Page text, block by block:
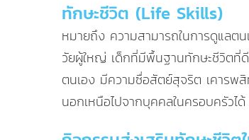
ทักษะชีวิต (Life Skills)
หมายถึง ความสามารถในการดูแลต
วัยผู้ใหญ่ เด็กที่มีพื้นฐานทักษะชีวิตที่
ตนเอง มีความซื่อสัตย์สุจริต เคาร
นอกเหนือไปจากบุคคลในครอบครัวได้